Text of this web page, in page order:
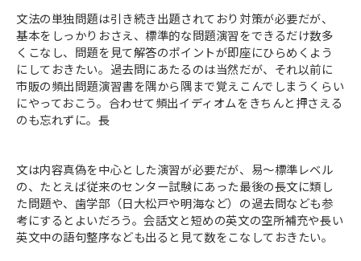
文法の単独問題は引き続き出題されており対策が必要だが、
基本をしっかりおさえ、標準的な問題演習をできるだけ数多
くこなし、問題を見て解答のポイントが即座にひらめくよう
にしておきたい。過去問にあたるのは当然だが、それ以前に
市販の頻出問題演習書を隅から隅まで覚えこんでしまうくらい
にやっておこう。合わせて頻出イディオムをきちんと押さえる
のも忘れずに。長
文は内容真偽を中心とした演習が必要だが、易～標準レベル
の、たとえば従来のセンター試験にあった最後の長文に類し
た問題や、歯学部（日大松戸や明海など）の過去問なども参
考にするとよいだろう。会話文と短めの英文の空所補充や長い
英文中の語句整序なども出ると見て数をこなしておきたい。